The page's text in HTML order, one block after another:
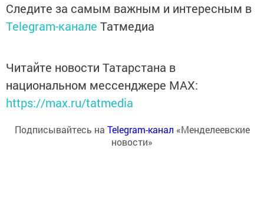
Следите за самым важным и интересным в
Telegram-канале Татмедиа
Читайте новости Татарстана в
национальном мессенджере MАХ:
https://max.ru/tatmedia
Подписывайтесь на Telegram-канал «Менделеевские
новости»